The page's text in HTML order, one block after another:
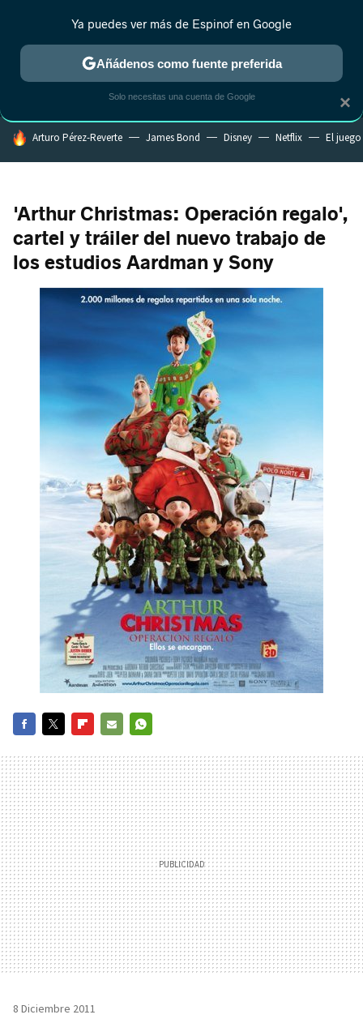
MENÚ NUEVO
ESTRENOS REALITY ANIME RANKINGS CINE
HOY SE HABLA DE
Arturo Pérez-Reverte James Bond Disney Netflix El
'Arthur Christmas: Operación regalo',
cartel y tráiler del nuevo trabajo de
los estudios Aardman y Sony
MAIL
8 Diciembre 2011
×
Ya puedes ver más de Espinof en Google
Añádenos como fuente preferida
Solo necesitas una cuenta de Google